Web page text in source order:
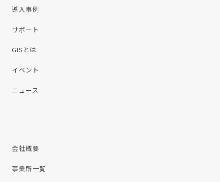
導入事例
サポート
GISとは
イベント
ニュース
会社概要
事業所一覧